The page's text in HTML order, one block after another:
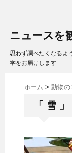
ニュースを
思わず調べたくなるよ
学をお届けします
ホーム > 動物の
「 雪